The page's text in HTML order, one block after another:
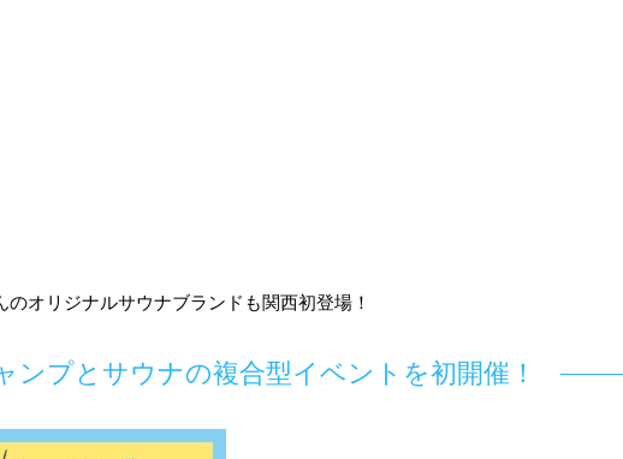
のオリジナルサウナブランドも関西初登場！
ンプとサウナの複合型イベントを初開催！